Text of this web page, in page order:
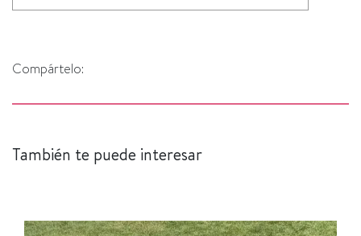
Compártelo:
También te puede interesar